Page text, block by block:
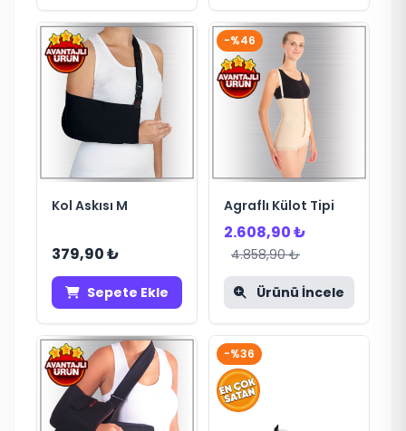
Kol Askısı M
379,90 ₺
Sepete Ekle
-%46
Agraflı Külot Tipi
2.608,90 ₺
4.858,90 ₺
Ürünü İncele
-%36